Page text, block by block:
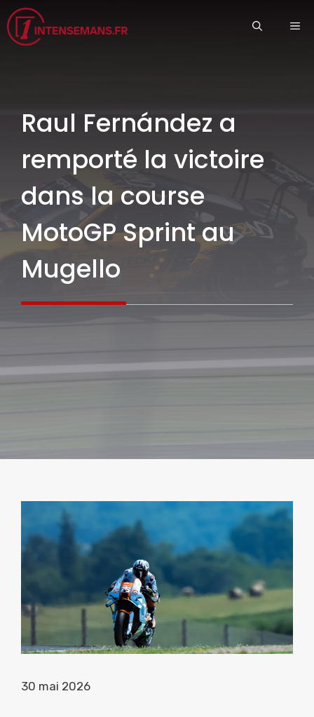
Aller
au
contenu
Raul Fernández a
remporté la victoire
dans la course
MotoGP Sprint au
Mugello
30 mai 2026